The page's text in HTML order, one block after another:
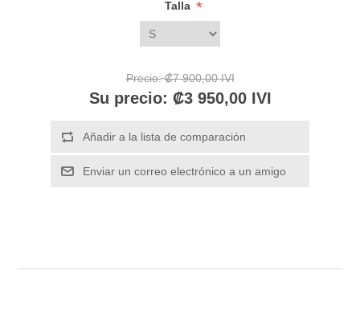
Talla *
Precio: ₡7 900,00 IVI
Su precio: ₡3 950,00 IVI